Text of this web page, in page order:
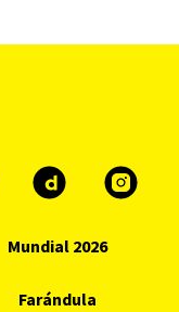
Mundial 2026
Farándula